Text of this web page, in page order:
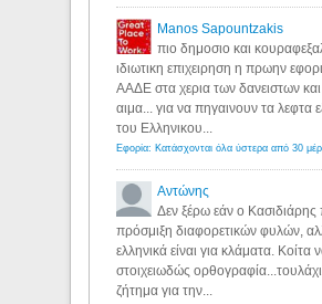
Manos Sapountzakis
πιο δημοσιο και
ιδιωτικη επιχειρηση η πρωην
ΑΑΔΕ στα χερια των δανειστων και
αιμα... για να πηγαινουν τα λεφτα
του Ελληνικου...
Αντώνης
Δεν ξέρω εάν ο Κασιδιάρης
πρόσμιξη διαφορετικών φυλών,
ελληνικά είναι για κλάματα. Κοίτα
στοιχειωδώς
ζήτημα για την...